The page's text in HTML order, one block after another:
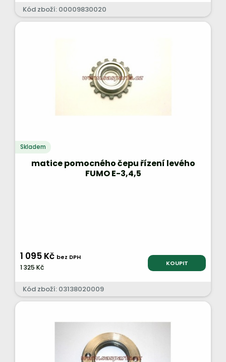
Kód zboží: 00009830020
Skladem
matice pomocného čepu řízení levého
FUMO E-3,4,5
1 095 Kč bez DPH
1 325 Kč KOUPIT
Kód zboží: 03138020009